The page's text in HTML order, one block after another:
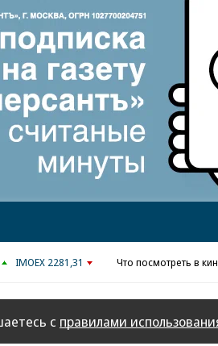
Реклама в «Ъ»
IMOEX 2281,31 Что посмотреть в
с правилами